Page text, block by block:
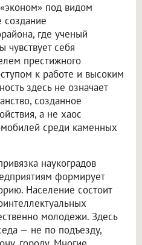
под видом
создание
где ученый
чувствует себя
престижного
к работе и высоким
здесь не означает
созданное
а не хаос
среди каменных
наукоградов
формирует
Население состоит
молодежи. Здесь
— не по подъезду,